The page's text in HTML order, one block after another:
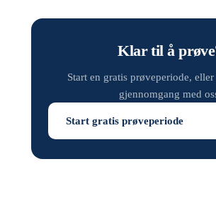
Klar til å
Start en gratis prøveperiode,
gjennomgang med
Start gratis prøveperiode